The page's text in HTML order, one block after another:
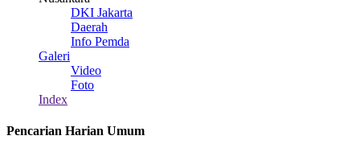
DKI Jakarta
Daerah
Info Pemda
Galeri
Video
Foto
Index
Pencarian Harian Umum